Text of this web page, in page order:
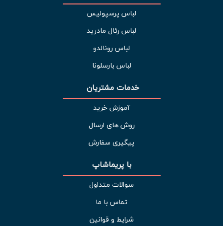
لباس پرسپولیس
لباس رئال مادرید
لباس رونالدو
لباس بارسلونا
خدمات مشتریان
آموزش خرید
روش های ارسال
پیگیری سفارش
با پریماشاپ
سوالات متداول
تماس با ما
شرایط و قوانین